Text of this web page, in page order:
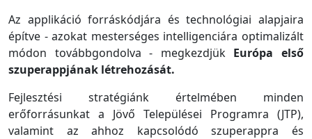
Az applikáció forráskódjára és technológiai alapjaira
építve - azokat mesterséges intelligenciára optimalizált
módon továbbgondolva - megkezdjük Európa első
szuperappjának létrehozását.
Fejlesztési stratégiánk értelmében minden
erőforrásunkat a Jövő Települései Programra (JTP),
valamint az ahhoz kapcsolódó szuperappra és